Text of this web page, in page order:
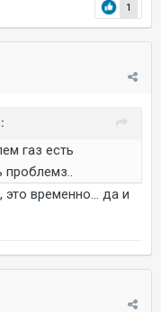
1
газ есть
это временно... да и